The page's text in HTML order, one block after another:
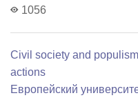
1056
Civil society and
actions
Европейский